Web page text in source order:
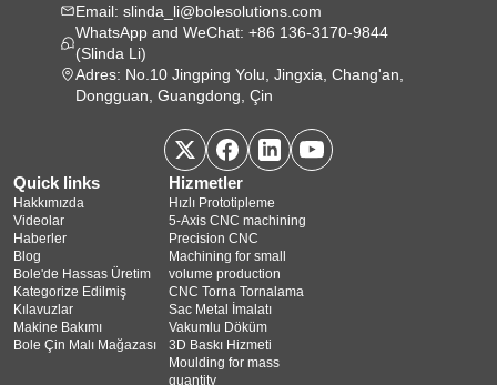
Email: slinda_li@bolesolutions.com
WhatsApp and WeChat: +86 136-3170-9844
(Slinda Li)
Adres: No.10 Jingping Yolu, Jingxia, Chang'an,
Dongguan, Guangdong, Çin
Quick links
Hakkımızda
Videolar
Haberler
Blog
Bole'de Hassas Üretim
Kategorize Edilmiş
Kılavuzlar
Makine Bakımı
Bole Çin Malı Mağazası
Hizmetler
Hızlı Prototipleme
5‑Axis CNC machining
Precision CNC
Machining for small
volume production
CNC Torna Tornalama
Sac Metal İmalatı
Vakumlu Döküm
3D Baskı Hizmeti
Moulding for mass
quantity